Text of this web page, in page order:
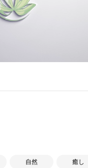
自然 癒し